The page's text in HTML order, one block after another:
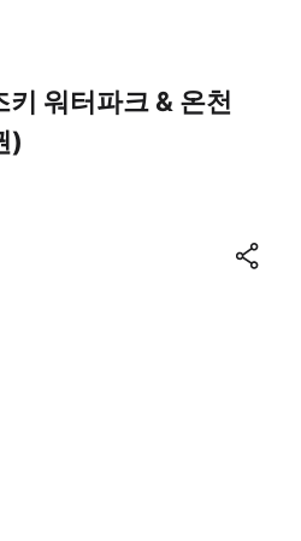
워터파크 & 온천
)